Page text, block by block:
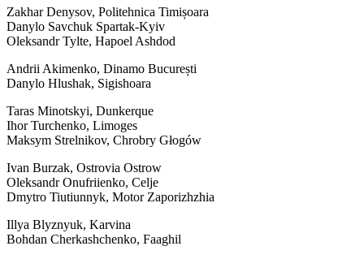
Zakhar Denysov, Politehnica Timișoara
Danylo Savchuk Spartak-Kyiv
Oleksandr Tylte, Hapoel Ashdod
Andrii Akimenko, Dinamo București
Danylo Hlushak, Sigishoara
Taras Minotskyi, Dunkerque
Ihor Turchenko, Limoges
Maksym Strelnikov, Chrobry Głogów
Ivan Burzak, Ostrovia Ostrow
Oleksandr Onufriienko, Celje
Dmytro Tiutiunnyk, Motor Zaporizhzhia
Illya Blyznyuk, Karvina
Bohdan Cherkashchenko, Faaghil